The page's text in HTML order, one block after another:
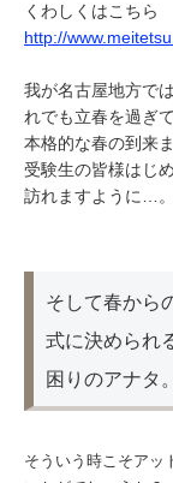
くわしくはこちら
http://
我が名古屋地方で
れでも立春を過ぎ
本格的な春の到来
受験生の皆様はじ
訪れますように…。
そして春から
式に決められ
困りのアナタ。
そういう時こそアッ